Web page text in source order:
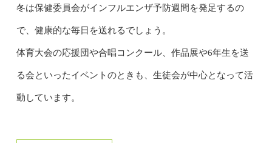
冬は保健委員会がインフルエンザ予防週間を発足するの
で、健康的な毎日を送れるでしょう。
体育大会の応援団や合唱コンクール、作品展や6年生を送
る会といったイベントのときも、生徒会が中心となって活
動しています。